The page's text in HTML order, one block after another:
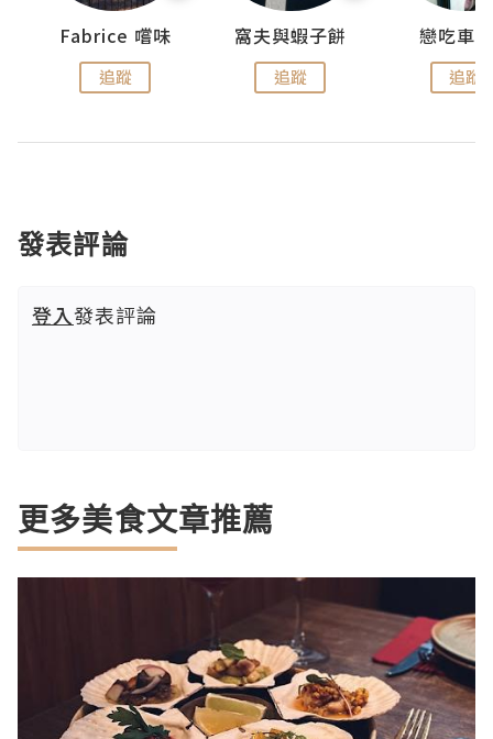
Fabrice 嚐味
追蹤
窩夫與蝦子餅
追蹤
戀吃車
追蹤
發表評論
登入發表評論
更多美食文章推薦